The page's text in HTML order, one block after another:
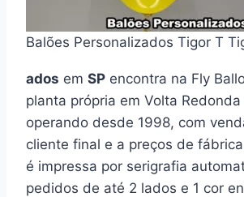
Balões Personalizados Tigor T
ados em SP encontra na Fly
planta própria em Volta Redonda
operando desde 1998, com
cliente final e a preços de
é impressa por serigrafia
pedidos de até 2 lados e 1 cor